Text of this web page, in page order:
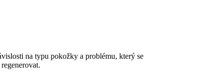
na typu pokožky a problému, který se